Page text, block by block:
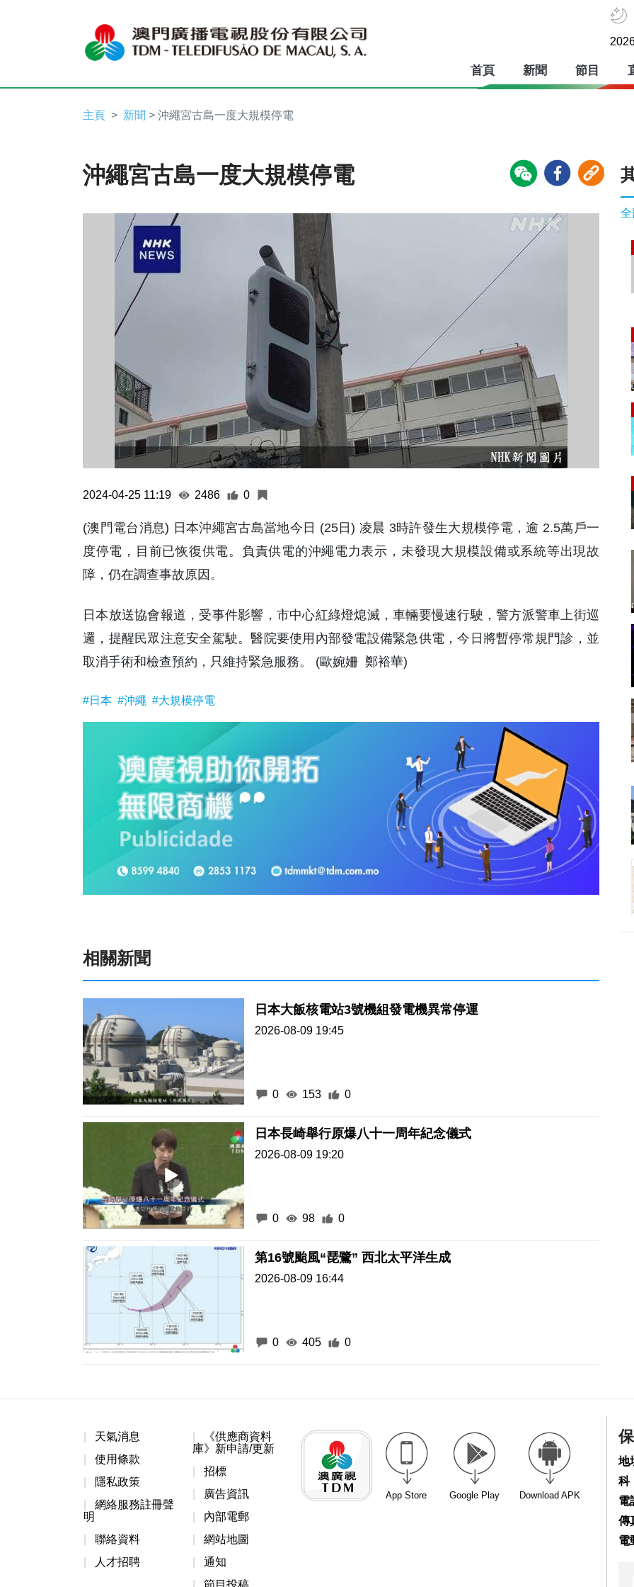
首頁 新聞 節目
主頁 新聞 > 沖繩宮古島一度大規模停電
沖繩宮古島一度大規模停電
2024-04-25 11:19 2486 0
(澳門電台消息) 日本沖繩宮古島當地今日 (25日) 凌晨 3時許發生大規模停電，逾 2.5萬戶一
度停電，目前已恢復供電。負責供電的沖繩電力表示，未發現大規模設備或系統等出現故
障，仍在調查事故原因。
日本放送協會報道，受事件影響，市中心紅綠燈熄滅，車輛要慢速行駛，警方派警車上街巡
邏，提醒民眾注意安全駕駛。醫院要使用內部發電設備緊急供電，今日將暫停常規門診，並
取消手術和檢查預約，只維持緊急服務。 (歐婉姍 鄭裕華)
#日本 #沖繩 #大規模停電
相關新聞
日本大飯核電站3號機組發電機異常停運
2026-08-09 19:45
0 153 0
日本長崎舉行原爆八十一周年紀念儀式
2026-08-09 19:20
0 98 0
第16號颱風“琵鷺” 西北太平洋生成
2026-08-09 16:44
0 405 0
全
天氣消息
使用條款
隱私政策
網絡服務註冊聲
明
聯絡資料
人才招聘
《供應商資料
庫》新申請/更新
招標
廣告資訊
內部電郵
網站地圖
通知
節目投稿
App Store Google Play Download APK
地
科
電
傳
電